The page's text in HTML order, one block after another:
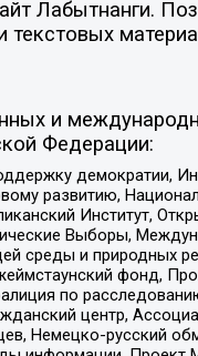
Лабытнанги.
текстовых
и
Федерации:
демократии,
развитию,
Институт,
Выборы,
среды и природных
фонд,
по
центр,
Немецко-русский